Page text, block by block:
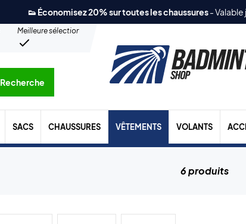
👟 Économisez 20% sur toutes les chaussures-Valable
Meilleure sélection
Recherche
SACS CHAUSSURES VÊTEMENTS VOLANTS
6 produits